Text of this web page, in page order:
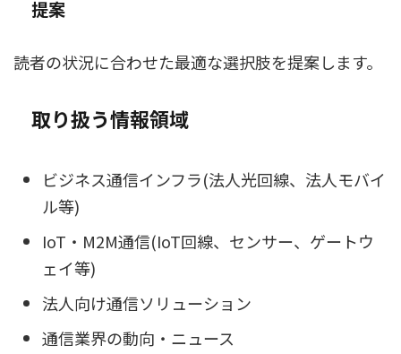
提案
読者の状況に合わせた最適な選択肢を提案します。
取り扱う情報領域
ビジネス通信インフラ(法人光回線、法人モバイ
ル等)
IoT・M2M通信(IoT回線、センサー、ゲートウ
ェイ等)
法人向け通信ソリューション
通信業界の動向・ニュース